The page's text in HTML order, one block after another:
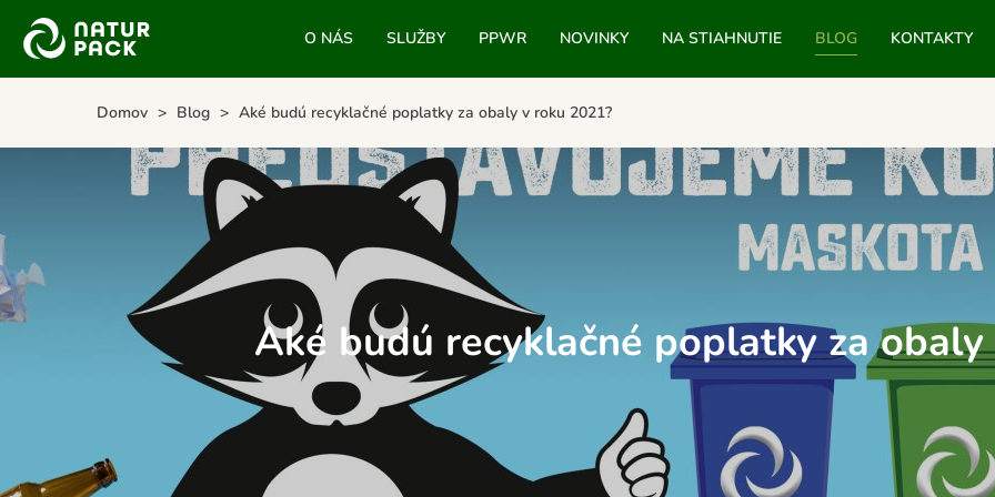
O NÁS SLUŽBY PPWR NOVINKY NA STIAHNUTIE BLOG KONTAKTY
Domov Blog Aké budú recyklačné poplatky za obaly v roku 2021?
Aké budú recyklačné poplatky za